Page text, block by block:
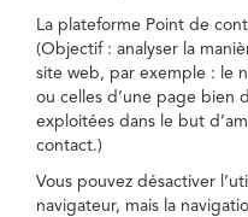
La plateforme Point de
(Objectif : analyser la
site web, par exemple : le
ou celles d’une page bien
exploitées dans le but
contact.)
Vous pouvez désactiver
navigateur, mais la